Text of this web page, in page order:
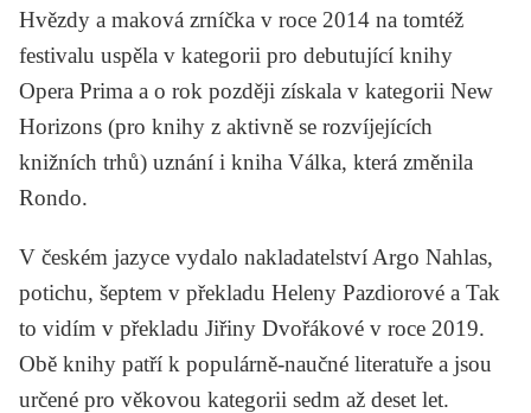
Hvězdy a maková zrníčka v roce 2014 na tomtéž
festivalu uspěla v kategorii pro debutující knihy
Opera Prima a o rok později získala v kategorii New
Horizons (pro knihy z aktivně se rozvíjejících
knižních trhů) uznání i kniha Válka, která změnila
Rondo.
V českém jazyce vydalo nakladatelství Argo Nahlas,
potichu, šeptem v překladu Heleny Pazdiorové a Tak
to vidím v překladu Jiřiny Dvořákové v roce 2019.
Obě knihy patří k populárně-naučné literatuře a jsou
určené pro věkovou kategorii sedm až deset let.